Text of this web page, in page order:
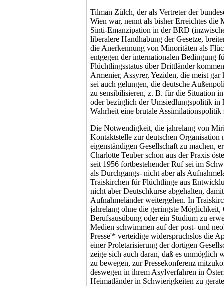
Tilman Zülch, der als Vertreter der
Wien war, nennt als bisher Erreichtes
Sinti-Emanzipation in der BRD
liberalere Handhabung der Gesetze,
die Anerkennung von Minoritäten als
entgegen der internationalen Bedingung
Flüchtlingsstatus über Drittländer
Armenier, Assyrer, Yeziden, die meist gar
sei auch gelungen, die deutsche
zu sensibilisieren, z. B. für die Situation
oder bezüglich der Umsiedlungspolitik
Wahrheit eine brutale Assimilationspolitik
Die Notwendigkeit, die jahrelang von
Kontaktstelle zur deutschen Organisation
eigenständigen Gesellschaft zu machen,
Charlotte Teuber schon aus der Praxis
seit 1956 fortbestehender Ruf sei im
als Durchgangs- nicht aber als
Traiskirchen für Flüchtlinge aus
nicht aber Deutschkurse abgehalten,
Aufnahmeländer weitergehen. In
jahrelang ohne die geringste Möglichkeit,
Berufsausübung oder ein Studium zu
Medien schwimmen auf der post- und
Presse'* verteidige widerspruchslos die
einer Proletarisierung der dortigen
zeige sich auch daran, daß es unmöglich
zu bewegen, zur Pressekonferenz
deswegen in ihrem Asylverfahren in
Heimatländer in Schwierigkeiten zu